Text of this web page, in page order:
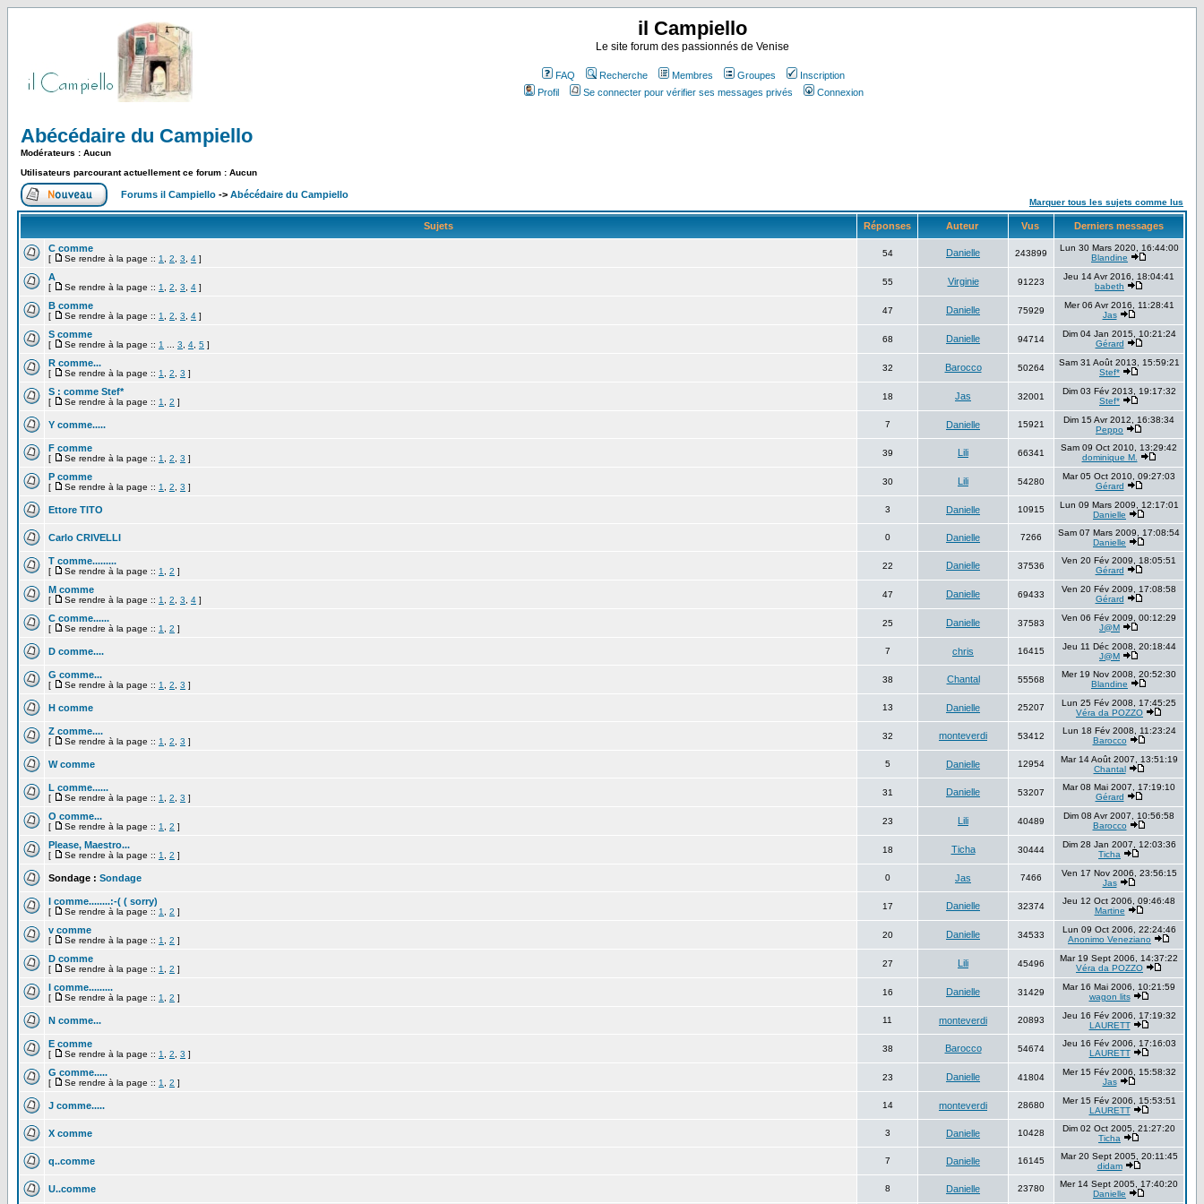
il Campiello
Le site forum des passionnés de Venise
FAQ Recherche Membres Groupes
Inscription
Profil
Se connecter pour vérifier ses messages privés Connexion
Abécédaire du Campiello
Modérateurs : Aucun
Utilisateurs parcourant actuellement ce forum : Aucun
Forums il Campiello -> Abécédaire du Campiello
Marquer tous les sujets comme lus
Sujets Réponses Auteur Vus Derniers messages
C comme
[ Se rendre à la page :: 1 2 3 4 ]
54 Danielle 243899
Lun 30 Mars 2020, 16:44:00
Blandine
A
[ Se rendre à la page :: 1 2 3 4 ]
55 Virginie 91223
Jeu 14 Avr 2016, 18:04:41
babeth
B comme
[ Se rendre à la page :: 1 2 3 4 ]
47 Danielle 75929
Mer 06 Avr 2016, 11:28:41
Jas
S comme
[ Se rendre à la page :: 1 3 4 5 ]
68 Danielle 94714
Dim 04 Jan 2015, 10:21:24
Gérard
R comme...
[ Se rendre à la page :: 1 2 3 ]
32 Barocco 50264
Sam 31 Août 2013, 15:59:21
Stef*
S : comme Stef*
[ Se rendre à la page :: 1 2 ]
18 Jas 32001
Dim 03 Fév 2013, 19:17:32
Stef*
Y comme..... 7 Danielle 15921
Dim 15 Avr 2012, 16:38:34
Peppo
F comme
[ Se rendre à la page :: 1 2 3 ]
39 Lili 66341
Sam 09 Oct 2010, 13:29:42
dominique M.
P comme
[ Se rendre à la page :: 1 2 3 ]
30 Lili 54280
Mar 05 Oct 2010, 09:27:03
Gérard
Ettore TITO 3 Danielle 10915
Lun 09 Mars 2009, 12:17:01
Danielle
Carlo CRIVELLI 0 Danielle 7266
Sam 07 Mars 2009, 17:08:54
Danielle
T comme.........
[ Se rendre à la page :: 1 2 ]
22 Danielle 37536
Ven 20 Fév 2009, 18:05:51
Gérard
M comme
[ Se rendre à la page :: 1 2 3 4 ]
47 Danielle 69433
Ven 20 Fév 2009, 17:08:58
Gérard
C comme......
[ Se rendre à la page :: 1 2 ]
25 Danielle 37583
Ven 06 Fév 2009, 00:12:29
J@M
D comme.... 7 chris 16415
Jeu 11 Déc 2008, 20:18:44
J@M
G comme...
[ Se rendre à la page :: 1 2 3 ]
38 Chantal 55568
Mer 19 Nov 2008, 20:52:30
Blandine
H comme 13 Danielle 25207
Lun 25 Fév 2008, 17:45:25
Véra da POZZO
Z comme....
[ Se rendre à la page :: 1 2 3 ]
32 monteverdi 53412
Lun 18 Fév 2008, 11:23:24
Barocco
W comme 5 Danielle 12954
Mar 14 Août 2007, 13:51:19
Chantal
L comme......
[ Se rendre à la page :: 1 2 3 ]
31 Danielle 53207
Mar 08 Mai 2007, 17:19:10
Gérard
O comme...
[ Se rendre à la page :: 1 2 ]
23 Lili 40489
Dim 08 Avr 2007, 10:56:58
Barocco
Please, Maestro...
[ Se rendre à la page :: 1 2 ]
18 Ticha 30444
Dim 28 Jan 2007, 12:03:36
Ticha
Sondage : Sondage 0 Jas 7466
Ven 17 Nov 2006, 23:56:15
Jas
I comme........:-( ( sorry)
[ Se rendre à la page :: 1 2 ]
17 Danielle 32374
Jeu 12 Oct 2006, 09:46:48
Martine
v comme
[ Se rendre à la page :: 1 2 ]
20 Danielle 34533
Lun 09 Oct 2006, 22:24:46
Anonimo Veneziano
D comme
[ Se rendre à la page :: 1 2 ]
27 Lili 45496
Mar 19 Sept 2006, 14:37:22
Véra da POZZO
I comme.........
[ Se rendre à la page :: 1 2 ]
16 Danielle 31429
Mar 16 Mai 2006, 10:21:59
wagon lits
N comme... 11 monteverdi 20893
Jeu 16 Fév 2006, 17:19:32
LAURETT
E comme
[ Se rendre à la page :: 1 2 3 ]
38 Barocco 54674
Jeu 16 Fév 2006, 17:16:03
LAURETT
G comme.....
[ Se rendre à la page :: 1 2 ]
23 Danielle 41804
Mer 15 Fév 2006, 15:58:32
Jas
J comme..... 14 monteverdi 28680
Mer 15 Fév 2006, 15:53:51
LAURETT
X comme 3 Danielle 10428
Dim 02 Oct 2005, 21:27:20
Ticha
q..comme 7 Danielle 16145
Mar 20 Sept 2005, 20:11:45
didam
U..comme 8 Danielle 23780
Mer 14 Sept 2005, 17:40:20
Danielle